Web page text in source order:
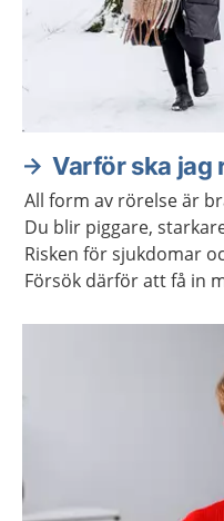
Varför ska jag
All form av rörelse är
Du blir piggare,
Risken för sjukdomar
Försök därför att få in